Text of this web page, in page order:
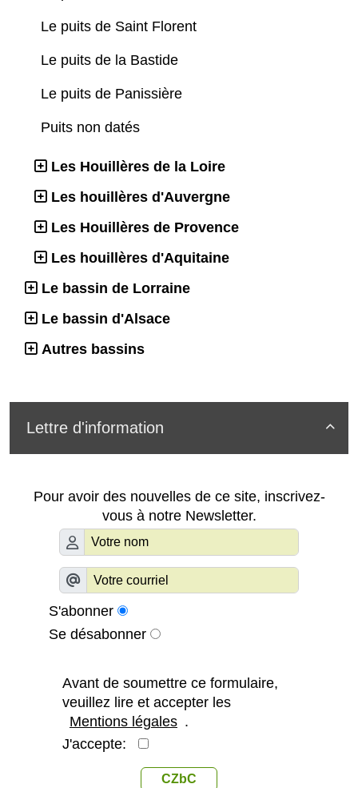
Le puits de Saint Florent
Le puits de la Bastide
Le puits de Panissière
Puits non datés
Les Houillères de la Loire
Les houillères d'Auvergne
Les Houillères de Provence
Les houillères d'Aquitaine
Le bassin de Lorraine
Le bassin d'Alsace
Autres bassins

Lettre d'information
Pour avoir des nouvelles de ce site, inscrivez-
vous à notre Newsletter.
S'abonner
Se désabonner
Avant de soumettre ce formulaire,
veuillez lire et accepter les
Mentions légales .
J'accepte:
CZbC